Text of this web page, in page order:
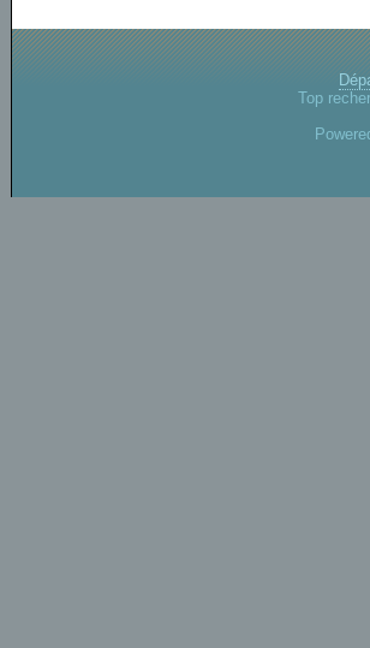
Top